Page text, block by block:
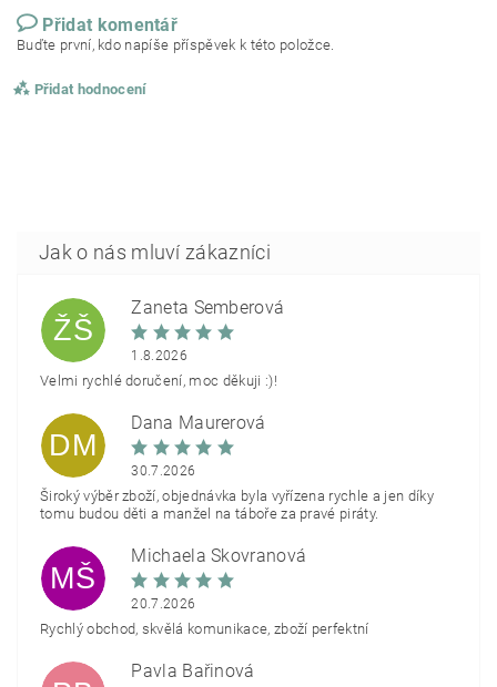
Přidat komentář
Buďte první, kdo napíše příspěvek k této položce.
Přidat hodnocení
ŽŠ
Žaneta Šemberová
1.8.2026
Velmi rychlé doručení, moc děkuji :)!
DM
Dana Maurerová
30.7.2026
Široký výběr zboží, objednávka byla vyřízena rychle a jen díky
tomu budou děti a manžel na táboře za pravé piráty.
MŠ
Michaela Škovranová
20.7.2026
Rychlý obchod, skvělá komunikace, zboží perfektní
Pavla Bařinová